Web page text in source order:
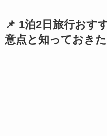
📌 1泊2日旅行おす
意点と知っておき